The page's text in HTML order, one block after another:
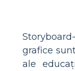
grafice
ale